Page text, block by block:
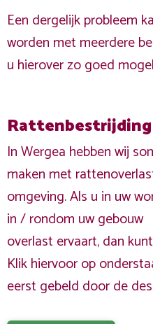
Een dergelijk probleem
worden met meerdere
u hierover zo goed
Rattenbestrijding
In Wergea hebben wij
maken met
omgeving. Als u in uw
in / rondom uw gebouw
overlast ervaart, dan
Klik hiervoor op
eerst gebeld door de